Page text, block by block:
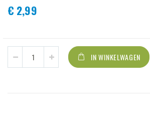
€ 2,99
IN WINKELWAGEN
van
de